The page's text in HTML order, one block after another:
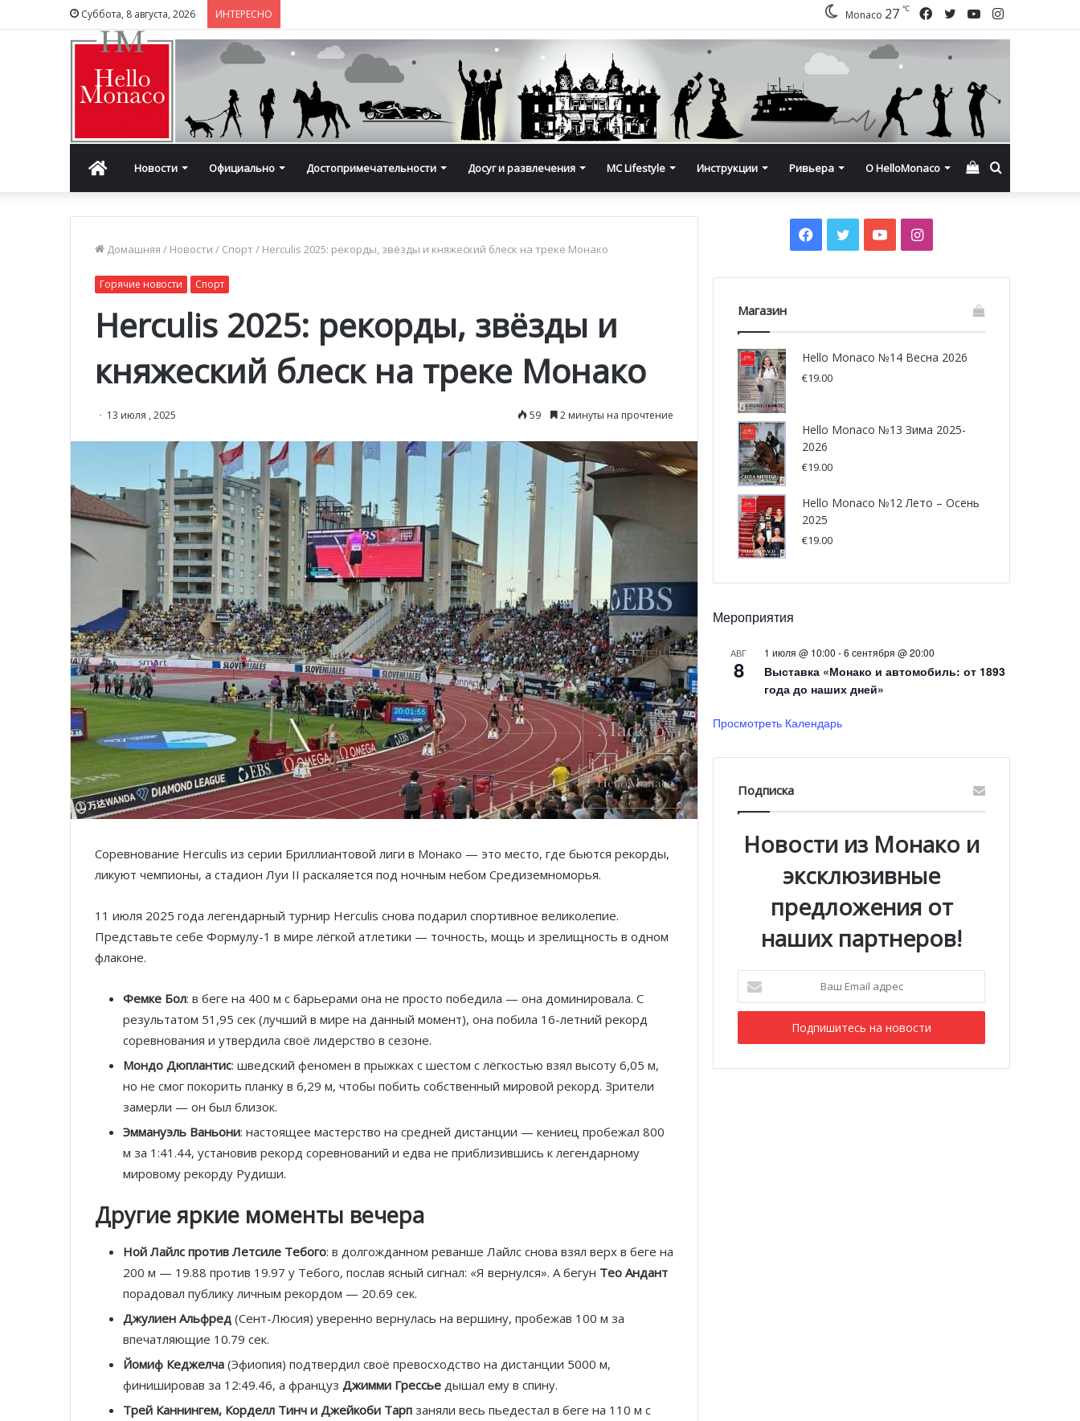
Суббота, 8 августа, 2026 ИНТЕРЕСНО Instagram
YouTube
Twitter
Facebook
Monaco 27 ℃
ГлавнаяНовости Официально Достопримечательности Досуг и развлечения MC Lifestyle Инструкции Ривьера О HelloMonaco Смотреть
Домашняя / Новости / Спорт / Herculis 2025: рекорды, звёзды и княжеский блеск на треке Монако
Горячие новости Спорт
Herculis 2025: рекорды, звёзды и
княжеский блеск на треке Монако
13 июля , 2025 59 2 минуты на прочтение
Соревнование Herculis из серии Бриллиантовой лиги в Монако — это место, где бьются рекорды,
ликуют чемпионы, а стадион Луи II раскаляется под ночным небом Средиземноморья.
11 июля 2025 года легендарный турнир Herculis снова подарил спортивное великолепие.
Представьте себе Формулу-1 в мире лёгкой атлетики — точность, мощь и зрелищность в одном
флаконе.
Фемке Бол: в беге на 400 м с барьерами она не просто победила — она доминировала. С
результатом 51,95 сек (лучший в мире на данный момент), она побила 16-летний рекорд
соревнования и утвердила своё лидерство в сезоне.
Мондо Дюплантис: шведский феномен в прыжках с шестом с лёгкостью взял высоту 6,05 м,
но не смог покорить планку в 6,29 м, чтобы побить собственный мировой рекорд. Зрители
замерли — он был близок.
Эммануэль Ваньони: настоящее мастерство на средней дистанции — кениец пробежал 800
м за 1:41.44, установив рекорд соревнований и едва не приблизившись к легендарному
мировому рекорду Рудиши.
Другие яркие моменты вечера
Ной Лайлс против Летсиле Тебого: в долгожданном реванше Лайлс снова взял верх в беге на
200 м — 19.88 против 19.97 у Тебого, послав ясный сигнал: «Я вернулся». А бегун Тео Андант
порадовал публику личным рекордом — 20.69 сек.
Джулиен Альфред (Сент-Люсия) уверенно вернулась на вершину, пробежав 100 м за
впечатляющие 10.79 сек.
Йомиф Кеджелча (Эфиопия) подтвердил своё превосходство на дистанции 5000 м,
финишировав за 12:49.46, а француз Джимми Грессье дышал ему в спину.
Трей Каннингем, Корделл Тинч и Джейкоби Тарп заняли весь пьедестал в беге на 110 м с
Facebook
TwitterYouTubeInstagram
Магазин
Hello Monaco №14 Весна 2026
€19.00
Hello Monaco №13 Зима 2025-
2026
€19.00
Hello Monaco №12 Лето – Осень
2025
€19.00
Мероприятия
АВГ
8
1 июля @ 10:00 -6 сентября @ 20:00
Выставка «Монако и автомобиль: от 1893
года до наших дней»
Просмотреть Календарь
Подписка
Новости из Монако и
эксклюзивные
предложения от
наших партнеров!
Email
адрес